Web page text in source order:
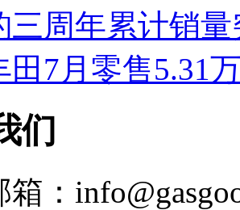
三周年累计销
田7月零售5.31
们
：